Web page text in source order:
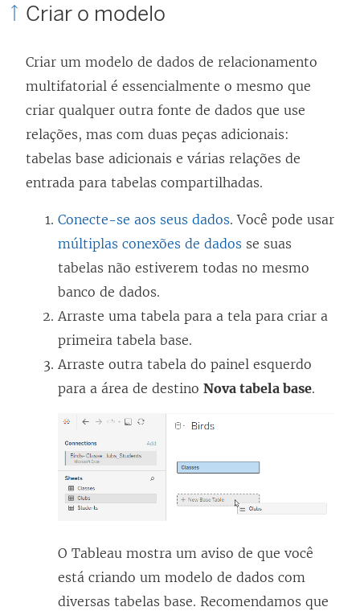
Criar o modelo
Criar um modelo de dados de relacionamento
multifatorial é essencialmente o mesmo que
criar qualquer outra fonte de dados que use
relações, mas com duas peças adicionais:
tabelas base adicionais e várias relações de
entrada para tabelas compartilhadas.
Conecte-se aos seus dados. Você pode usar
múltiplas conexões de dados se suas
tabelas não estiverem todas no mesmo
banco de dados.
Arraste uma tabela para a tela para criar a
primeira tabela base.
Arraste outra tabela do painel esquerdo
para a área de destino Nova tabela base.
O Tableau mostra um aviso de que você
está criando um modelo de dados com
diversas tabelas base. Recomendamos que